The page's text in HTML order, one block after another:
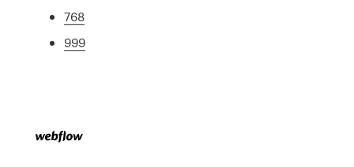
768
999